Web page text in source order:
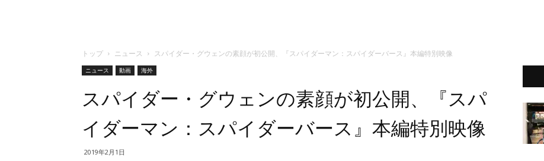
トップ ニュース スパイダー・グウェンの素顔が初公開、『スパイダーマン：スパイダーバース』本編特別映像
ニュース 動画 海外
スパイダー・グウェンの素顔が初公開、『スパ
イダーマン：スパイダーバース』本編特別映像
2019年2月1日